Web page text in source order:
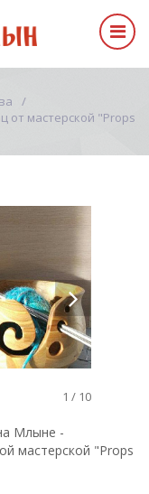
от мастерской "Props
1 / 10
Млыне -
мастерской "Props